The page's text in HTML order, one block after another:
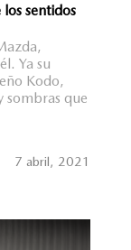
sentidos
Ya su
Kodo,
sombras que
7 abril, 2021